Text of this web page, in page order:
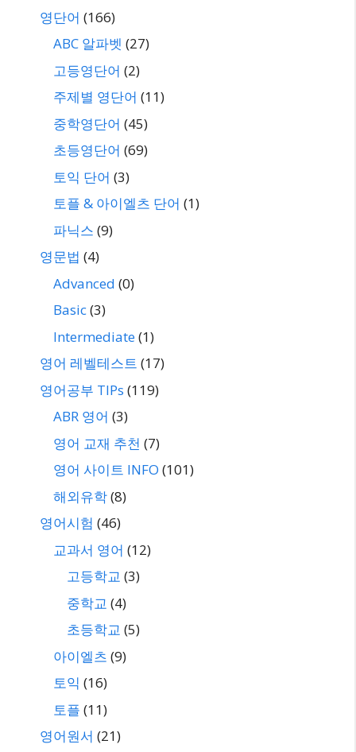
영단어 (166)
ABC 알파벳 (27)
고등영단어 (2)
주제별 영단어 (11)
중학영단어 (45)
초등영단어 (69)
토익 단어 (3)
토플 & 아이엘츠 단어 (1)
파닉스 (9)
영문법 (4)
Advanced (0)
Basic(3)
Intermediate(1)
영어 레벨테스트 (17)
영어공부 TIPs (119)
ABR 영어 (3)
영어 교재 추천 (7)
영어 사이트 INFO (101)
해외유학(8)
영어시험 (46)
교과서 영어 (12)
고등학교 (3)
중학교 (4)
초등학교 (5)
아이엘츠 (9)
토익 (16)
토플 (11)
영어원서 (21)